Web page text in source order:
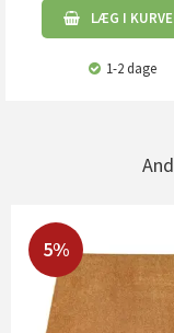
LÆG I
1-2 dage
5%